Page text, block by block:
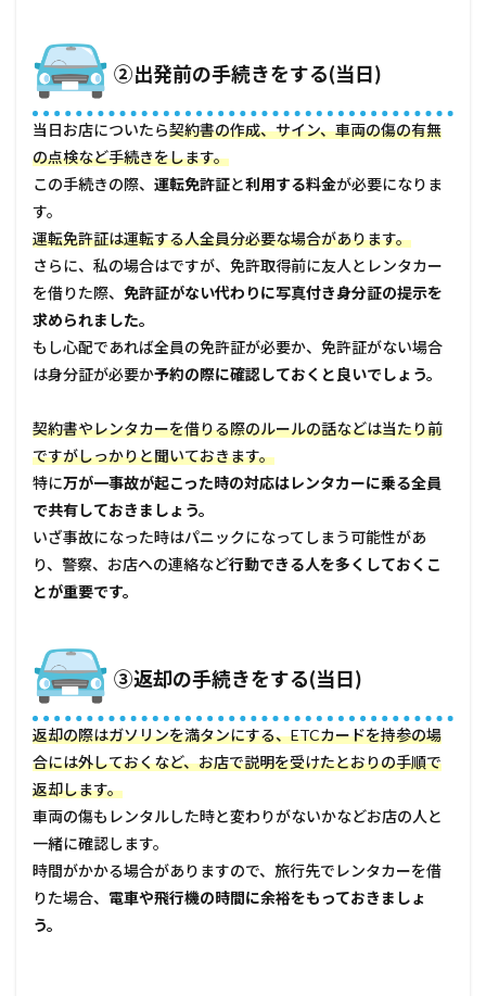
会社
のサ
ービ
スを
チェ
ック
する
はつ
けて
おく
3
レン
ーで
いド
ライ
ブ
を！
②出発前の手続きをする(当日)
当日お店についたら契約書の作成、サイン、車両の傷の有無
の点検など手続きをします。
この手続きの際、 運転免許証と利用する料金が必要になりま
す。
運転免許証は運転する人全員分必要な場合があります。
さらに、私の場合はですが、免許取得前に友人とレンタカー
を借りた際、 免許証がない代わりに写真付き身分証の提示を
求められました。
もし心配であれば全員の免許証が必要か、免許証がない場合
は身分証が必要か予約の際に確認しておくと良いでしょう。
契約書やレンタカーを借りる際のルールの話などは当たり前
ですがしっかりと聞いておきます。
特に万が一事故が起こった時の対応はレンタカーに乗る全員
で共有しておきましょう。
いざ事故になった時はパニックになってしまう可能性があ
り、警察、お店への連絡など行動できる人を多くしておくこ
とが重要です。
③返却の手続きをする(当日)
返却の際はガソリンを満タンにする、ETCカードを持参の場
合には外しておくなど、お店で説明を受けたとおりの手順で
返却します。
車両の傷もレンタルした時と変わりがないかなどお店の人と
一緒に確認します。
時間がかかる場合がありますので、旅行先でレンタカーを借
りた場合、 電車や飛行機の時間に余裕をもっておきましょ
う。